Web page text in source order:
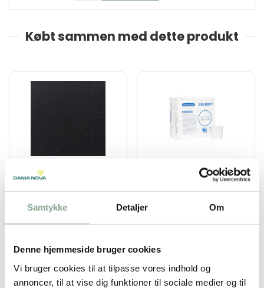
Samtykke Detaljer Om
Denne hjemmeside bruger cookies
Vi bruger cookies til at tilpasse vores indhold og
annoncer, til at vise dig funktioner til sociale medier og til
Købt sammen med dette produkt
200706
Serviet 24x24 cm.
SORT á 2400 stk
DKK 609,00
Køb nu
På lager
Toiletpapir, 2-lags, 32
x 250 ark Bulk Pack